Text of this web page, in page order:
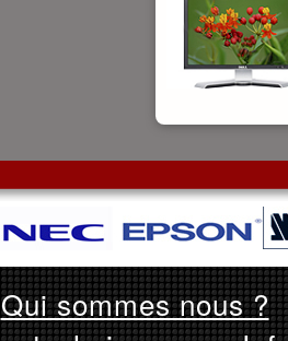
Qui sommes nous ?